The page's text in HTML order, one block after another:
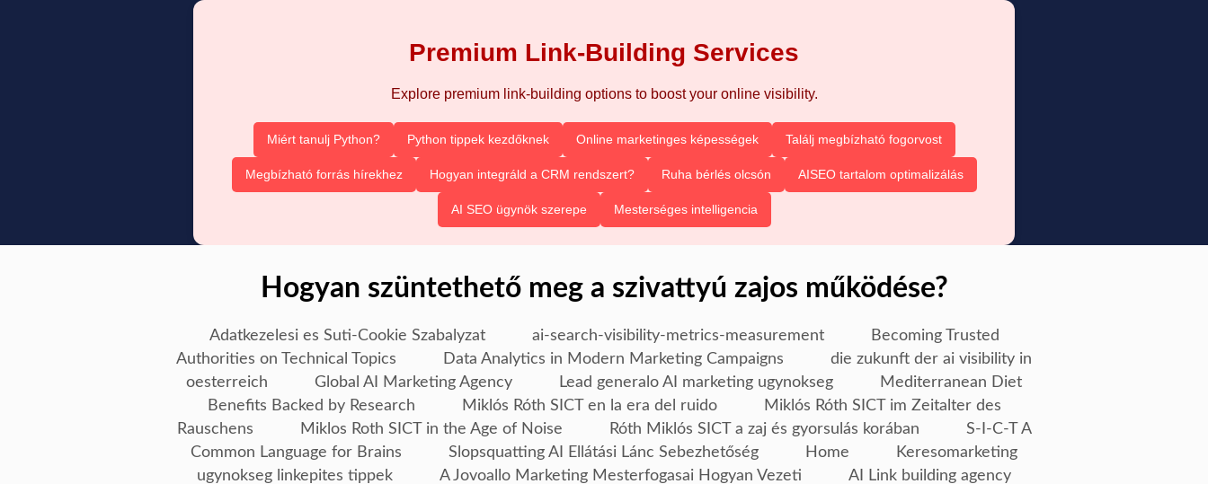
Premium Link-Building Services
Explore premium link-building options to boost your online visibility.
Miért tanulj Python? Python tippek kezdőknek Online marketinges képességek Találj megbízható fogorvost
Megbízható forrás hírekhez Hogyan integráld a CRM rendszert? Ruha bérlés olcsón AISEO tartalom optimalizálás
AI SEO ügynök szerepe Mesterséges intelligencia
Hogyan szüntethető meg a szivattyú zajos működése?
Adatkezelesi es Suti-Cookie Szabalyzat ai-search-visibility-metrics-measurement
Becoming Trusted
Authorities on Technical Topics
Data Analytics in Modern Marketing Campaigns
die zukunft der ai visibility in
oesterreich
Global AI Marketing Agency Lead generalo AI marketing ugynokseg
Mediterranean Diet
Benefits Backed by Research
Miklós Róth SICT en la era del ruido
Miklós Róth SICT im Zeitalter des
Rauschens
Miklos Roth SICT in the Age of Noise Róth Miklós SICT a zaj és gyorsulás korában
S-I-C-T A
Common Language for Brains
Slopsquatting AI Ellátási Lánc Sebezhetőség Home
Keresomarketing
ugynokseg linkepites tippek
A Jovoallo Marketing Mesterfogasai Hogyan Vezeti
AI Link building agency